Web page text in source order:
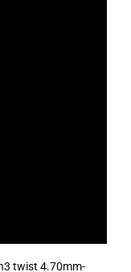
twist 4.70mm-